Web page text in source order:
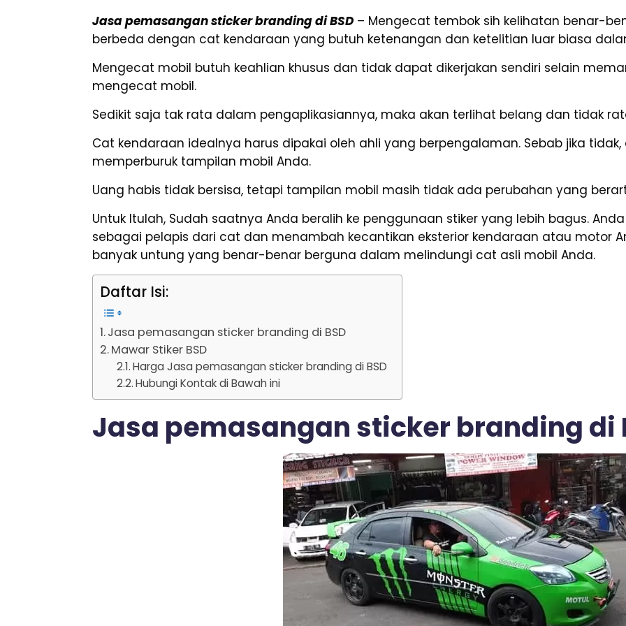
Jasa pemasangan sticker branding di BSD – Mengecat tembok sih kelihatan benar-
berbeda dengan cat kendaraan yang butuh ketenangan dan ketelitian luar biasa
Mengecat mobil butuh keahlian khusus dan tidak dapat dikerjakan sendiri selain
mengecat mobil.
Sedikit saja tak rata dalam pengaplikasiannya, maka akan terlihat belang dan tidak
Cat kendaraan idealnya harus dipakai oleh ahli yang berpengalaman. Sebab jika
memperburuk tampilan mobil Anda.
Uang habis tidak bersisa, tetapi tampilan mobil masih tidak ada perubahan yang
Untuk Itulah, Sudah saatnya Anda beralih ke penggunaan stiker yang lebih bagus.
sebagai pelapis dari cat dan menambah kecantikan eksterior kendaraan atau motor
banyak untung yang benar-benar berguna dalam melindungi cat asli mobil Anda.
Daftar Isi:
Jasa pemasangan sticker branding di BSD
Mawar Stiker BSD
Harga Jasa pemasangan sticker branding di BSD
Hubungi Kontak di Bawah ini
Jasa pemasangan sticker branding di